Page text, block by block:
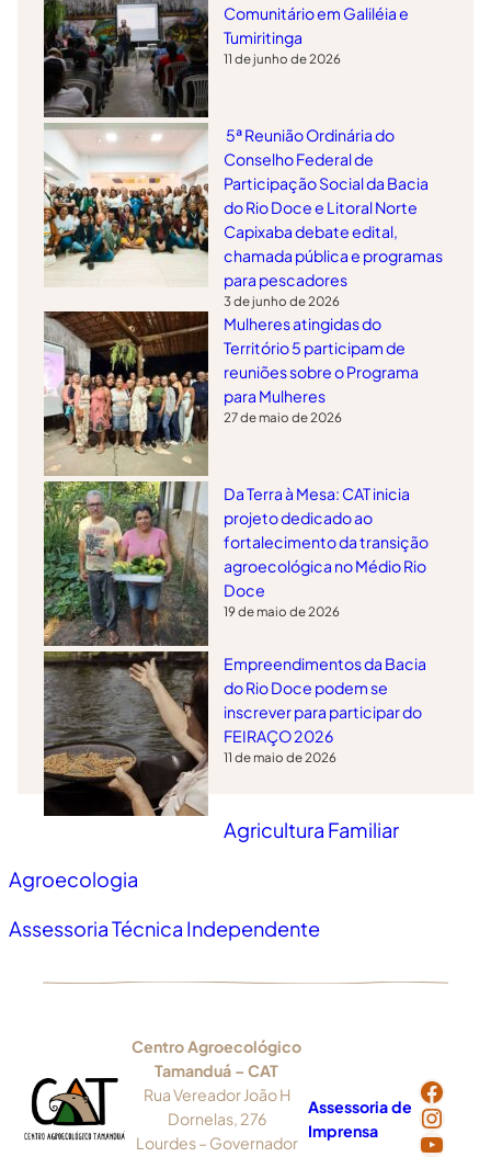
Comunitário em Galiléia e
Tumiritinga
11 de junho de 2026
5ª Reunião Ordinária do
Conselho Federal de
Participação Social da Bacia
do Rio Doce e Litoral Norte
Capixaba debate edital,
chamada pública e programas
para pescadores
3 de junho de 2026
Mulheres atingidas do
Território 5 participam de
reuniões sobre o Programa
para Mulheres
27 de maio de 2026
Da Terra à Mesa: CAT inicia
projeto dedicado ao
fortalecimento da transição
agroecológica no Médio Rio
Doce
19 de maio de 2026
Empreendimentos da Bacia
do Rio Doce podem se
inscrever para participar do
FEIRAÇO 2026
11 de maio de 2026
Agricultura Familiar
Agroecologia
Assessoria Técnica Independente
Centro Agroecológico
Tamanduá – CAT
Rua Vereador João H
Dornelas, 276
Lourdes – Governador
Assessoria de
Imprensa